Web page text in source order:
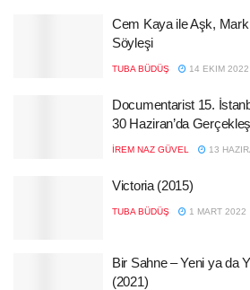
Cem Kaya ile Aşk,
Söyleşi
TUBA BÜDÜŞ 14 EKIM 2022
Documentarist 15.
30 Haziran’da
İREM NAZ GÜVEL 13
Victoria (2015)
TUBA BÜDÜŞ 1 MART 2022
Bir Sahne – Yeni ya da
(2021)